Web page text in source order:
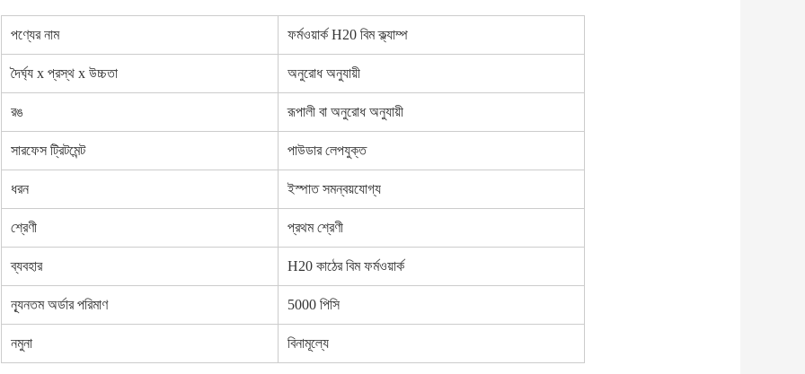
পণ্যের নাম ফর্মওয়ার্ক H20 বিম ক্ল্যাম্প
দৈর্ঘ্য x প্রস্থ x উচ্চতা অনুরোধ অনুযায়ী
রঙ রূপালী বা অনুরোধ অনুযায়ী
সারফেস ট্রিটমেন্ট পাউডার লেপযুক্ত
ধরন ইস্পাত সমন্বয়যোগ্য
শ্রেণী প্রথম শ্রেণী
ব্যবহার H20 কাঠের বিম ফর্মওয়ার্ক
ন্যূনতম অর্ডার পরিমাণ 5000 পিসি
নমুনা বিনামূল্যে